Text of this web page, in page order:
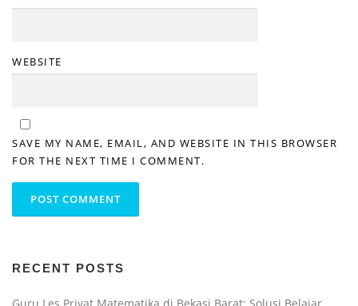
WEBSITE
SAVE MY NAME, EMAIL, AND WEBSITE IN THIS BROWSER
FOR THE NEXT TIME I COMMENT.
RECENT POSTS